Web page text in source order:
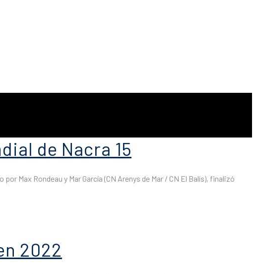
de Nacra 15
Max Rondeau y Mar García (CN Arenys de Mar / CN El Balís), finalizó
2022